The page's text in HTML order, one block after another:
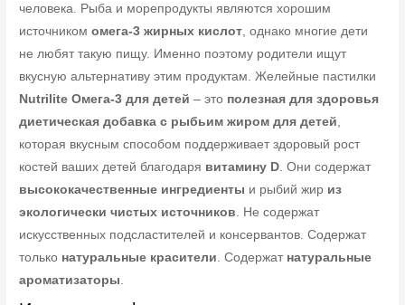
человека. Рыба и морепродукты являются хорошим
источникомомега-3 жирных кислот , однако многие дети
не любят такую пищу. Именно поэтому родители ищут
вкусную альтернативу этим продуктам. Желейные пастилки
Nutrilite Омега-3 для детей – это полезная для здоровья
диетическая добавка с рыбьим жиром для детей
которая вкусным способом поддерживает здоровый рост
костей ваших детей благодаря витамину D . Они содержат
высококачественные ингредиенты и рыбий жир из
экологически чистых источников . Не содержат
искусственных подсластителей и консервантов. Содержат
только натуральные красители . Содержат натуральные
ароматизаторы